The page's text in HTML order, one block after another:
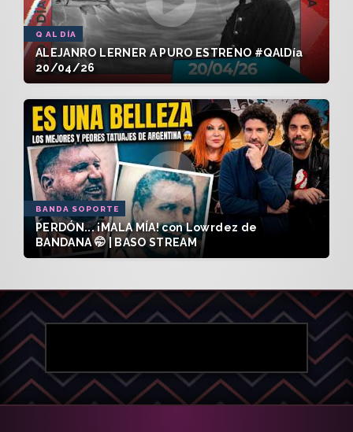
Q AL DÍA
ALEJANRO LERNER A PURO ESTRENO #QAlDía
20/04/26
BANDA SOPORTE
PERDÓN... ¡MALA MÍA! con Lowrdez de
BANDANA 🤭 | BASO STREAM